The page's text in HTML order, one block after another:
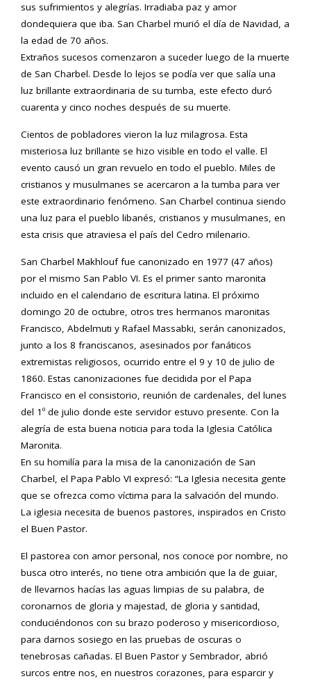
sus sufrimientos y alegrías. Irradiaba paz y amor
dondequiera que iba. San Charbel murió el día de Navidad, a
la edad de 70 años.
Extraños sucesos comenzaron a suceder luego de la muerte
de San Charbel. Desde lo lejos se podía ver que salía una
luz brillante extraordinaria de su tumba, este efecto duró
cuarenta y cinco noches después de su muerte.
Cientos de pobladores vieron la luz milagrosa. Esta
misteriosa luz brillante se hizo visible en todo el valle. El
evento causó un gran revuelo en todo el pueblo. Miles de
cristianos y musulmanes se acercaron a la tumba para ver
este extraordinario fenómeno. San Charbel continua siendo
una luz para el pueblo libanés, cristianos y musulmanes, en
esta crisis que atraviesa el país del Cedro milenario.
San Charbel Makhlouf fue canonizado en 1977 (47 años)
por el mismo San Pablo VI. Es el primer santo maronita
incluido en el calendario de escritura latina. El próximo
domingo 20 de octubre, otros tres hermanos maronitas
Francisco, Abdelmuti y Rafael Massabki, serán canonizados,
junto a los 8 franciscanos, asesinados por fanáticos
extremistas religiosos, ocurrido entre el 9 y 10 de julio de
1860. Estas canonizaciones fue decidida por el Papa
Francisco en el consistorio, reunión de cardenales, del lunes
del 1º de julio donde este servidor estuvo presente. Con la
alegría de esta buena noticia para toda la Iglesia Católica
Maronita.
En su homilía para la misa de la canonización de San
Charbel, el Papa Pablo VI expresó: “La Iglesia necesita gente
que se ofrezca como víctima para la salvación del mundo.
La iglesia necesita de buenos pastores, inspirados en Cristo
el Buen Pastor.
El pastorea con amor personal, nos conoce por nombre, no
busca otro interés, no tiene otra ambición que la de guiar,
de llevarnos hacías las aguas limpias de su palabra, de
coronarnos de gloria y majestad, de gloria y santidad,
conduciéndonos con su brazo poderoso y misericordioso,
para darnos sosiego en las pruebas de oscuras o
tenebrosas cañadas. El Buen Pastor y Sembrador, abrió
surcos entre nos, en nuestros corazones, para esparcir y